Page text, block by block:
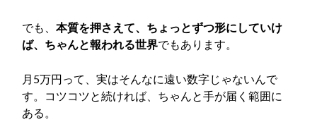
でも、 本質を押さえて、ちょっとずつ形にしていけ
ば、ちゃんと報われる世界でもあります。
月5万円って、実はそんなに遠い数字じゃないんで
す。コツコツと続ければ、ちゃんと手が届く範囲に
ある。